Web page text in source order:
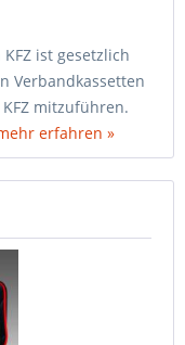
ist gesetzlich
Verbandkassetten
mitzuführen.
erfahren »